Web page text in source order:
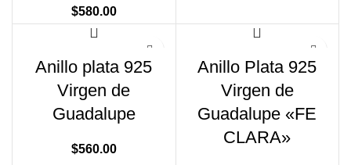
$580.00
Anillo plata 925
Virgen de
Guadalupe
$560.00
Anillo Plata 925
Virgen de
Guadalupe «FE
CLARA»